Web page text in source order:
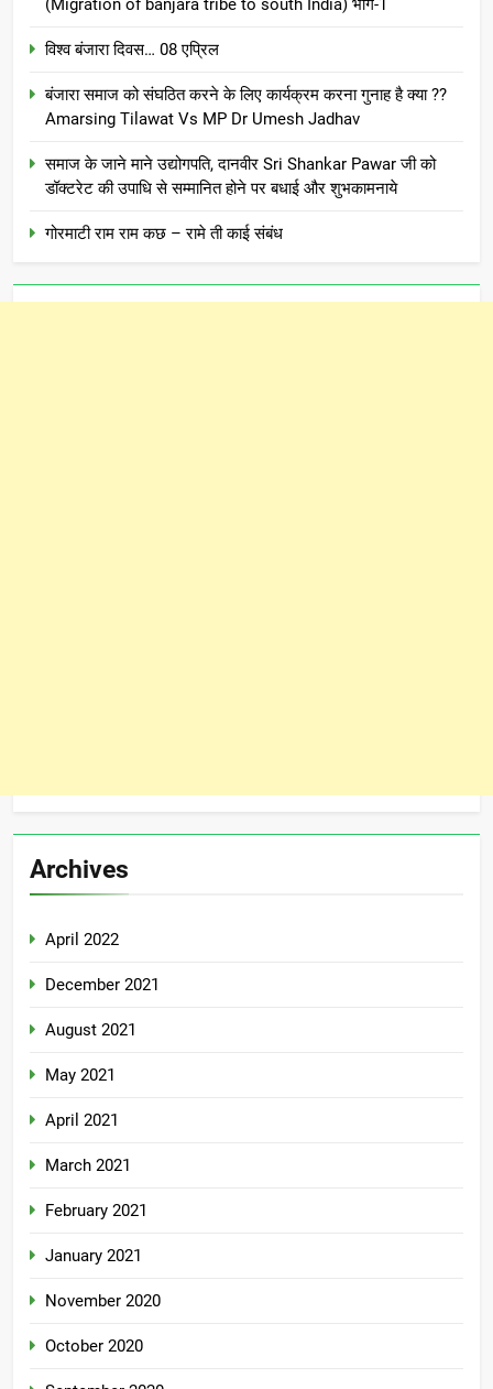
(Migration of banjara tribe to south India) भाग-1
विश्व बंजारा दिवस… 08 एप्रिल
बंजारा समाज को संघठित करने के लिए कार्यक्रम करना गुनाह है क्या ??
Amarsing Tilawat Vs MP Dr Umesh Jadhav
समाज के जाने माने उद्योगपति, दानवीर Sri Shankar Pawar जी को
डॉक्टरेट की उपाधि से सम्मानित होने पर बधाई और शुभकामनाये
गोरमाटी राम राम कछ – रामे ती काई संबंध
Archives
April 2022
December 2021
August 2021
May 2021
April 2021
March 2021
February 2021
January 2021
November 2020
October 2020